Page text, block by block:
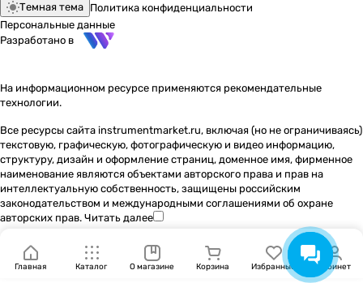
Темная тема Политика конфиденциальности
Персональные данные
Разработано в
На информационном ресурсе применяются рекомендательные
технологии.
Все ресурсы сайта instrumentmarket.ru, включая (но не ограничиваясь)
текстовую, графическую, фотографическую и видео информацию,
структуру, дизайн и оформление страниц, доменное имя, фирменное
наименование являются объектами авторского права и прав на
интеллектуальную собственность, защищены российским
законодательством и международными соглашениями об охране
авторских прав. Читать далее
Главная Каталог О магазине Корзина Избранные Кабинет